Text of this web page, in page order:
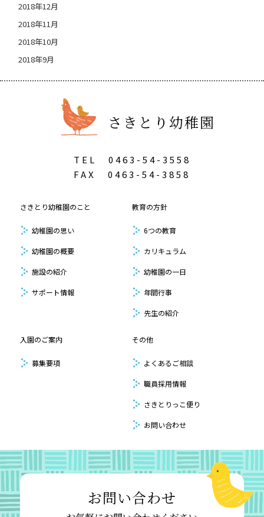
2018年12月
2018年11月
2018年10月
2018年9月
さきとり幼稚園
TEL
0463-54-3558
FAX
0463-54-3858
さきとり幼稚園のこと
幼稚園の思い
幼稚園の概要
施設の紹介
サポート情報
教育の方針
6つの教育
カリキュラム
幼稚園の一日
年間行事
先生の紹介
入園のご案内
募集要項
その他
よくあるご相談
職員採用情報
さきとりっこ便り
お問い合わせ
お問い合わせ